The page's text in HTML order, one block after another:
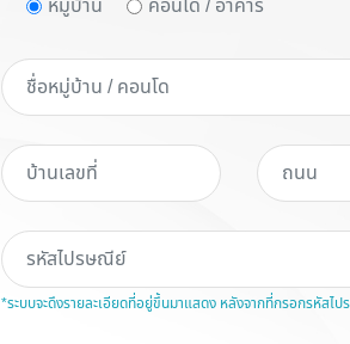
หมู่บ้าน
คอนโด / อาคาร
*ระบบจะดึงรายละเอียดที่อยู่ขึ้นมาแสดง หลังจากที่กรอกรหัสไ